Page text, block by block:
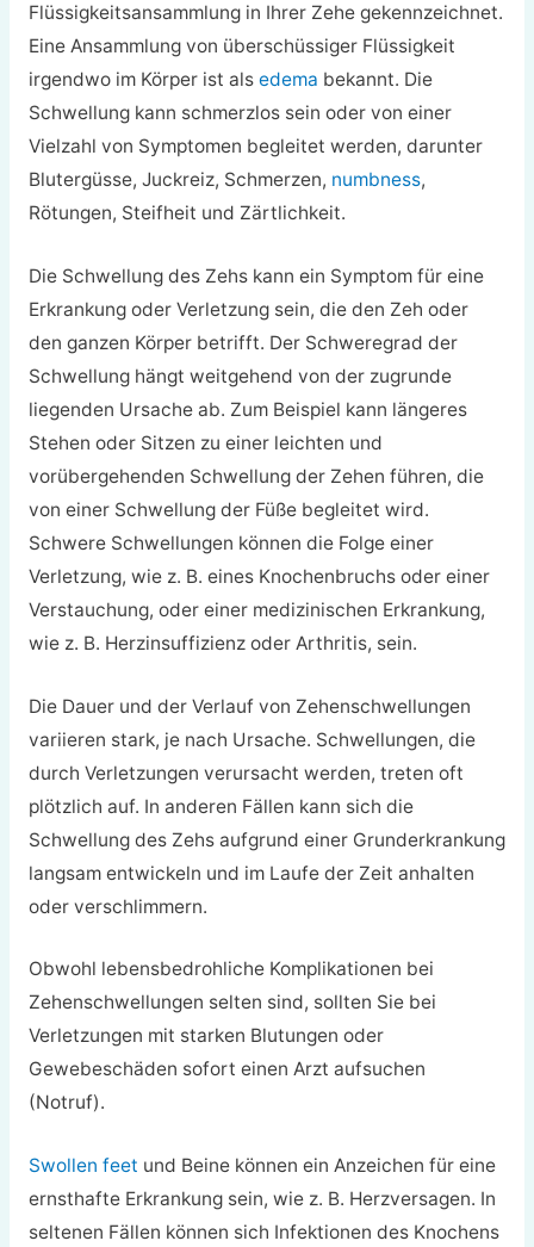
Flüssigkeitsansammlung in Ihrer Zehe gekennzeichnet.
Eine Ansammlung von überschüssiger Flüssigkeit
irgendwo im Körper ist als edema bekannt. Die
Schwellung kann schmerzlos sein oder von einer
Vielzahl von Symptomen begleitet werden, darunter
Blutergüsse, Juckreiz, Schmerzen, numbness,
Rötungen, Steifheit und Zärtlichkeit.
Die Schwellung des Zehs kann ein Symptom für eine
Erkrankung oder Verletzung sein, die den Zeh oder
den ganzen Körper betrifft. Der Schweregrad der
Schwellung hängt weitgehend von der zugrunde
liegenden Ursache ab. Zum Beispiel kann längeres
Stehen oder Sitzen zu einer leichten und
vorübergehenden Schwellung der Zehen führen, die
von einer Schwellung der Füße begleitet wird.
Schwere Schwellungen können die Folge einer
Verletzung, wie z. B. eines Knochenbruchs oder einer
Verstauchung, oder einer medizinischen Erkrankung,
wie z. B. Herzinsuffizienz oder Arthritis, sein.
Die Dauer und der Verlauf von Zehenschwellungen
variieren stark, je nach Ursache. Schwellungen, die
durch Verletzungen verursacht werden, treten oft
plötzlich auf. In anderen Fällen kann sich die
Schwellung des Zehs aufgrund einer Grunderkrankung
langsam entwickeln und im Laufe der Zeit anhalten
oder verschlimmern.
Obwohl lebensbedrohliche Komplikationen bei
Zehenschwellungen selten sind, sollten Sie bei
Verletzungen mit starken Blutungen oder
Gewebeschäden sofort einen Arzt aufsuchen
(Notruf).
Swollen feet und Beine können ein Anzeichen für eine
ernsthafte Erkrankung sein, wie z. B. Herzversagen. In
seltenen Fällen können sich Infektionen des Knochens